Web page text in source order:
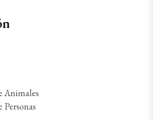
Animales
Personas